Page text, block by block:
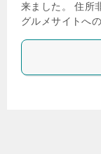
来ました。 住所
グルメサイトへ